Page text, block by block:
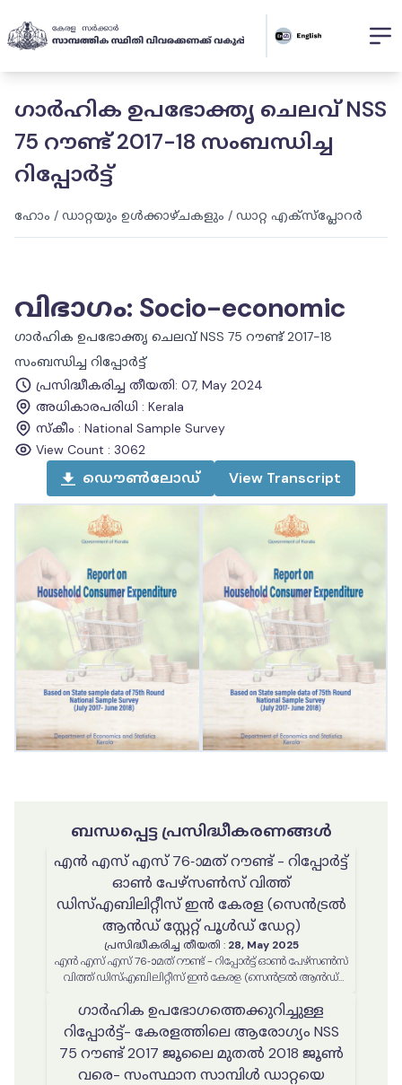
ഗാർഹിക ഉപഭോക്തൃ ചെലവ് NSS
75 റൗണ്ട് 2017-18 സംബന്ധിച്ച
റിപ്പോർട്ട്
ഹോം / ഡാറ്റയും ഉൾക്കാഴ്ചകളും / ഡാറ്റ എക്സ്പ്ലോറർ
വിഭാഗം: Socio-economic
ഗാർഹിക ഉപഭോക്തൃ ചെലവ് NSS 75 റൗണ്ട് 2017-18
സംബന്ധിച്ച റിപ്പോർട്ട്
പ്രസിദ്ധീകരിച്ച തീയതി: 07, May 2024
അധികാരപരിധി : Kerala
സ്കീം : National Sample Survey
View Count : 3062
ഡൌൺലോഡ് View Transcript
ബന്ധപ്പെട്ട പ്രസിദ്ധീകരണങ്ങൾ
എൻ എസ് എസ് 76-ാമത് റൗണ്ട് - റിപ്പോർട്ട്
ഓൺ പേഴ്സൺസ് വിത്ത്
ഡിസ്എബിലിറ്റീസ് ഇൻ കേരള (സെൻട്രൽ
ആൻഡ് സ്റ്റേറ്റ് പൂൾഡ് ഡേറ്റ)
പ്രസിദ്ധീകരിച്ച തീയതി : 28, May 2025
എൻ എസ് എസ് 76-ാമത് റൗണ്ട് - റിപ്പോർട്ട് ഓൺ പേഴ്സൺസ്
വിത്ത് ഡിസ്എബിലിറ്റീസ് ഇൻ കേരള (സെൻട്രൽ ആൻഡ്
ഗാർഹിക ഉപഭോഗത്തെക്കുറിച്ചുള്ള
റിപ്പോർട്ട്- കേരളത്തിലെ ആരോഗ്യം NSS
75 റൗണ്ട് 2017 ജൂലൈ മുതൽ 2018 ജൂൺ
വരെ- സംസ്ഥാന സാമ്പിൾ ഡാറ്റയെ